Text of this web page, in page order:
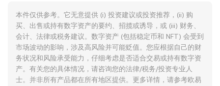
本件仅供参考。它无意提供 (i) 投资建议或投资推荐，(ii) 购
买、出售或持有数字资产的要约、招揽或诱导，或 (iii) 财务、
会计、法律或税务建议。数字资产 (包括稳定币和 NFT) 会受到
市场波动的影响，涉及高风险并可能贬值。您应根据自己的财
务状况和风险承受能力，仔细考虑是否适合交易或持有数字资
产。有关您的具体情况，请咨询您的法律/税务/投资专业人
士。并非所有产品都在所有地区提供。更多详情，请参考欧易